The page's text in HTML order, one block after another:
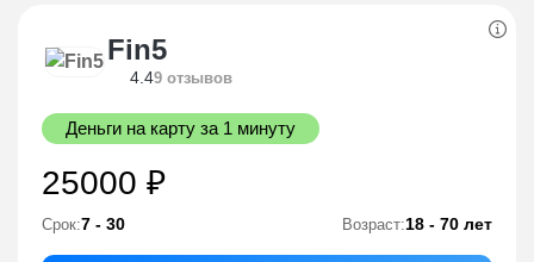
Fin5
4.49 отзывов
Деньги на карту за 1 минуту
25000 ₽
Срок:7 - 30 Возраст:18 - 70 лет